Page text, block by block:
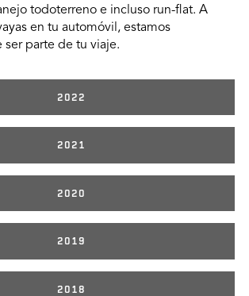
todoterreno e incluso run-flat. A
en tu automóvil, estamos
ser parte de tu viaje.
2022
2021
2020
2019
2018